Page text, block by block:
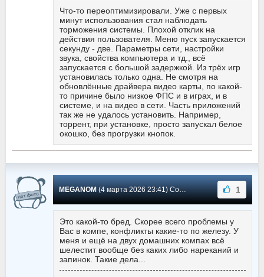
Что-то переоптимизировали. Уже с первых
минут использования стал наблюдать
торможения системы. Плохой отклик на
действия пользователя. Меню пуск запускается
секунду - две. Параметры сети, настройки
звука, свойства компьютера и тд., всё
запускается с большой задержкой. Из трёх игр
установилась только одна. Не смотря на
обновлённые драйвера видео карты, по какой-
то причине было низкое ФПС и в играх, и в
системе, и на видео в сети. Часть приложений
так же не удалось установить. Например,
торрент, при установке, просто запускал белое
окошко, без прогрузки кнопок.
MEGANOM(4 марта 2026 23:41) Сообщение #2 1
Это какой-то бред. Скорее всего проблемы у
Вас в компе, конфликты какие-то по железу. У
меня и ещё на двух домашних компах всё
шелестит вообще без каких либо нареканий и
запинок. Такие дела...